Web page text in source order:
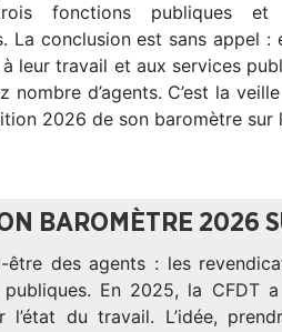
fonctions publiques et
La conclusion est sans appel :
leur travail et aux services
d’agents. C’est la
2026 de son baromètre sur
BAROMÈTRE 2026
être des agents : les
En 2025, la CFDT
l’état du travail. L’idée,